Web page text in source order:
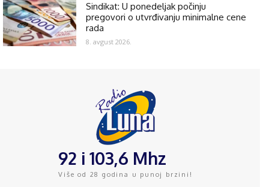
Sindikat: U ponedeljak počinju
pregovori o utvrđivanju minimalne cene
rada
8. avgust 2026.
92 i 103,6 Mhz
Više od 28 godina u punoj brzini!